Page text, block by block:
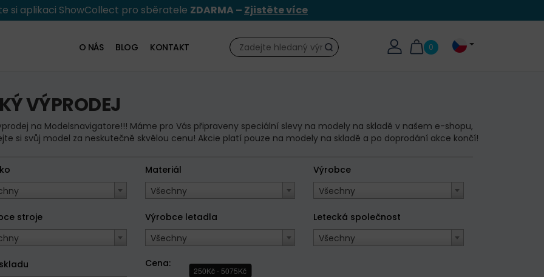
si aplikaci ShowCollect pro sběratele ZDARMA – Zjistěte více
0
Hledat
O NÁS BLOG KONTAKT
VÝPRODEJ
na Modelsnavigatore!!! Máme pro Vás připraveny speciální slevy na modely na skladě v našem e-shopu,
si svůj model za neskutečně skvělou cenu! Akcie platí pouze na modely na skladě a po doprodání akce končí!
Materiál
Všechny
Výrobce
Všechny
stroje
Výrobce letadla
Všechny
Letecká společnost
Všechny
Cena:
250Kč - 5075Kč